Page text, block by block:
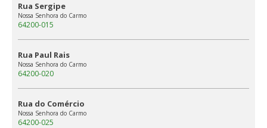
Rua Sergipe
Nossa Senhora do Carmo
64200-015
Rua Paul Rais
Nossa Senhora do Carmo
64200-020
Rua do Comércio
Nossa Senhora do Carmo
64200-025